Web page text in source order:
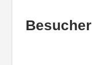
Besucher